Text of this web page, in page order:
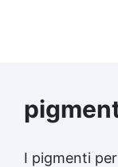
I pigmenti